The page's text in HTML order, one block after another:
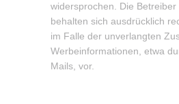
widersprochen. Die Betreiber
behalten sich ausdrücklich
im Falle der unverlangten
Werbeinformationen, etwa
Mails, vor.